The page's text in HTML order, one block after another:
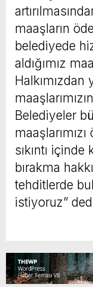
maaşların
belediyede
aldığımız
Belediyeler
sıkıntı
bırakma
tehditlerde
istiyoruz”